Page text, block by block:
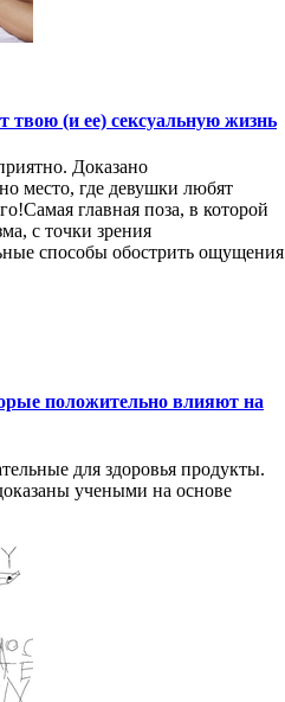
твою (и ее) сексуальную жизнь
Доказано
место, где девушки любят
главная поза, в которой
с точки зрения
способы обострить ощущения
положительно влияют на
для здоровья продукты.
учеными на основе